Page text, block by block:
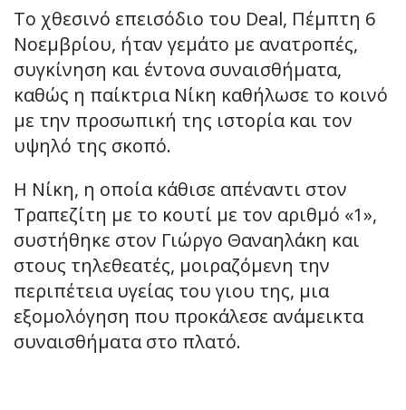
Το χθεσινό επεισόδιο του Deal, Πέμπτη 6
Νοεμβρίου, ήταν γεμάτο με ανατροπές,
συγκίνηση και έντονα συναισθήματα,
καθώς η παίκτρια Νίκη καθήλωσε το κοινό
με την προσωπική της ιστορία και τον
υψηλό της σκοπό.
Η Νίκη, η οποία κάθισε απέναντι στον
Τραπεζίτη με το κουτί με τον αριθμό «1»,
συστήθηκε στον Γιώργο Θαναηλάκη και
στους τηλεθεατές, μοιραζόμενη την
περιπέτεια υγείας του γιου της, μια
εξομολόγηση που προκάλεσε ανάμεικτα
συναισθήματα στο πλατό.